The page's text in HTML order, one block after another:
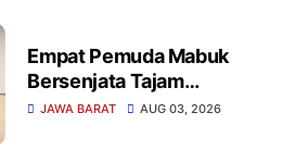
Empat Pemuda Mabuk
Bersenjata Tajam
Diamankan Polisi Saat
JAWA BARAT AUG 03, 2026